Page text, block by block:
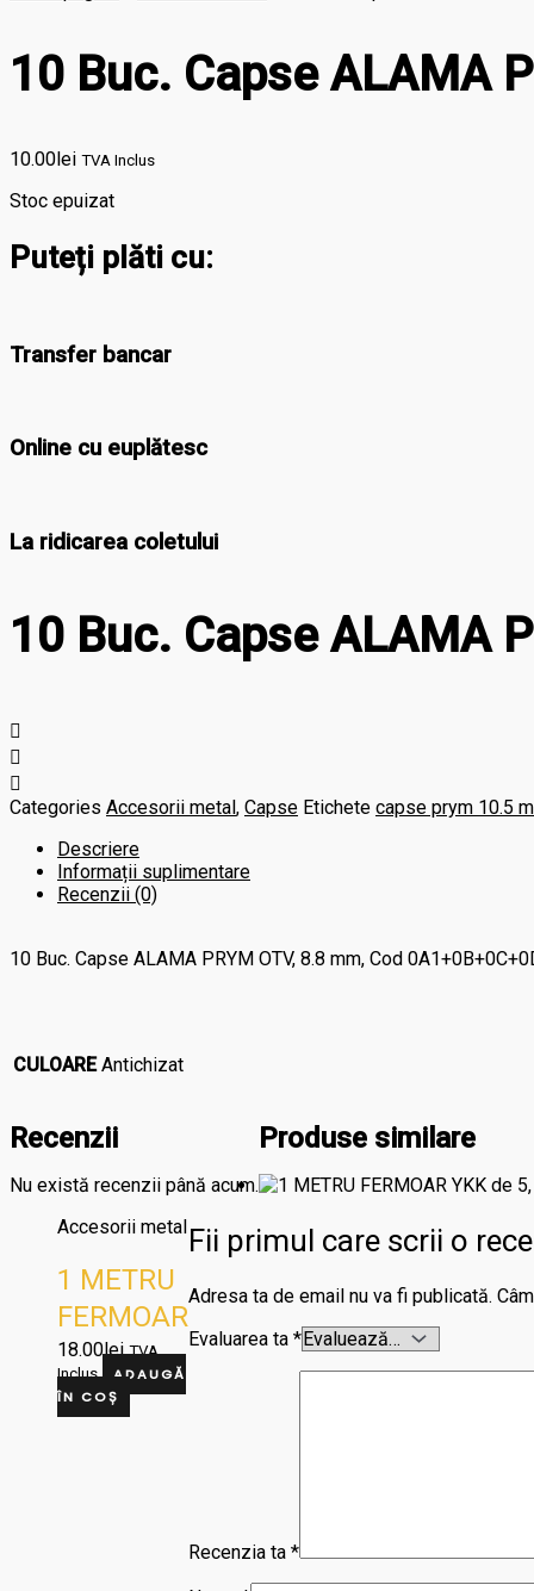
10 Buc. Capse ALAMA
10.00 lei TVA Inclus
Stoc epuizat
Puteți plăti cu:
Transfer bancar
Online cu euplătesc
La ridicarea coletului
10 Buc. Capse ALAMA
Categories Accesorii metal, Capse Etichete capse prym 10.5
Descriere
Informații suplimentare
Recenzii (0)
10 Buc. Capse ALAMA PRYM OTV, 8.8 mm, Cod
CULOARE Antichizat
Recenzii
Nu există recenzii până acum.
Fii primul care scrii o
Adresa ta de email nu va fi publicată.
Evaluarea ta *
Recenzia ta *
Produse similare
Accesorii metal
1 METRU
FERMOAR
YKK de 5,
Cod
0518675,
18.00lei TVA
Inclus
ADAUGĂ
ÎN COȘ